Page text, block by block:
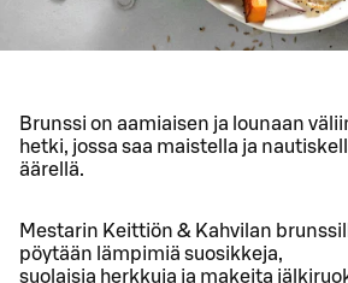
Brunssi on aamiaisen ja lounaan
hetki, jossa saa maistella ja
äärellä.
Mestarin Keittiön & Kahvilan
pöytään lämpimiä suosikkeja,
suolaisia herkkuja ja makeita